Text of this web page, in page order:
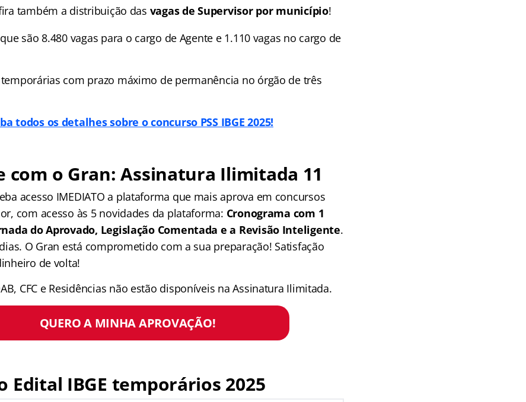
também a distribuição das vagas de Supervisor por município!
são 8.480 vagas para o cargo de Agente e 1.110 vagas no cargo de
temporárias com prazo máximo de permanência no órgão de três
todos os detalhes sobre o concurso PSS IBGE 2025!
com o Gran: Assinatura Ilimitada 11
acesso IMEDIATO a plataforma que mais aprova em concursos
com acesso às 5 novidades da plataforma: Cronograma com 1
do Aprovado, Legislação Comentada e a Revisão Inteligente.
O Gran está comprometido com a sua preparação! Satisfação
de volta!
CFC e Residências não estão disponíveis na Assinatura Ilimitada.
QUERO A MINHA APROVAÇÃO!
Edital IBGE temporários 2025